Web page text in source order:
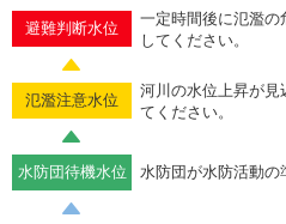
避難判断水位
一定時間後に氾濫の
してください。
氾濫注意水位
河川の水位上昇が見
てください。
水防団待機水位 水防団が水防活動の